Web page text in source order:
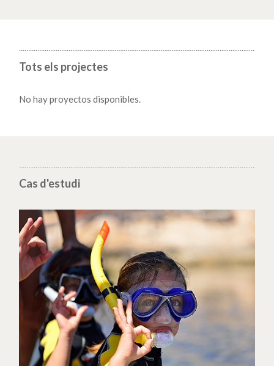
Tots els projectes
No hay proyectos disponibles.
Cas d'estudi